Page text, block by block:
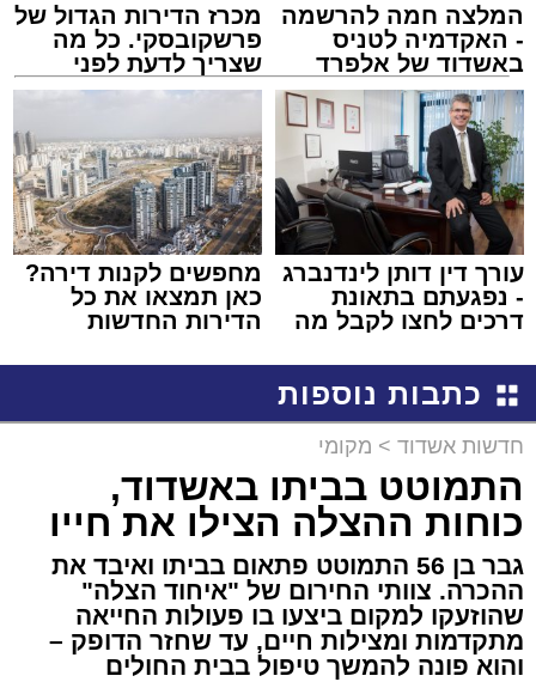
המלצה חמה להרשמה
- האקדמיה לטניס
באשדוד של אלפרד
קריאולנסקי - לילדים
מכרז הדירות הגדול של
פרשקובסקי. כל מה
שצריך לדעת לפני
שמגישים הצעה לדירה
עורך דין דותן לינדנברג
- נפגעתם בתאונת
דרכים לחצו לקבל מה
מחפשים לקנות דירה?
כאן תמצאו את כל
הדירות החדשות
כתבות נוספות
חדשות אשדוד > מקומי
התמוטט בביתו באשדוד,
כוחות ההצלה הצילו את חייו
גבר בן 56 התמוטט פתאום בביתו ואיבד את
ההכרה. צוותי החירום של "איחוד הצלה"
שהוזעקו למקום ביצעו בו פעולות החייאה
מתקדמות ומצילות חיים, עד שחזר הדופק –
והוא פונה להמשך טיפול בבית החולים